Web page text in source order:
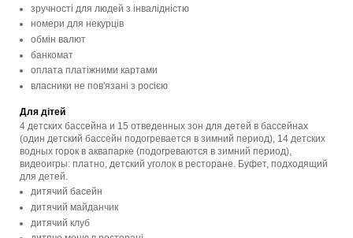
зручності для людей з інвалідністю
номери для некурців
обмін валют
банкомат
оплата платіжними картами
власники не пов'язані з росією
Для дітей
4 детских бассейна и 15 отведенных зон для детей в бассейнах
(один детский бассейн подогревается в зимний период), 14 детских
водных горок в аквапарке (подогреваются в зимний период),
видеоигры: платно, детский уголок в ресторане. Буфет, подходящий
для детей.
дитячий басейн
дитячий майданчик
дитячий клуб